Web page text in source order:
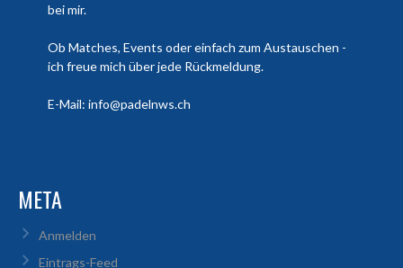
bei mir.
Ob Matches, Events oder einfach zum Austauschen -
ich freue mich über jede Rückmeldung.
E-Mail: info@padelnws.ch
META
Anmelden
Eintrags-Feed